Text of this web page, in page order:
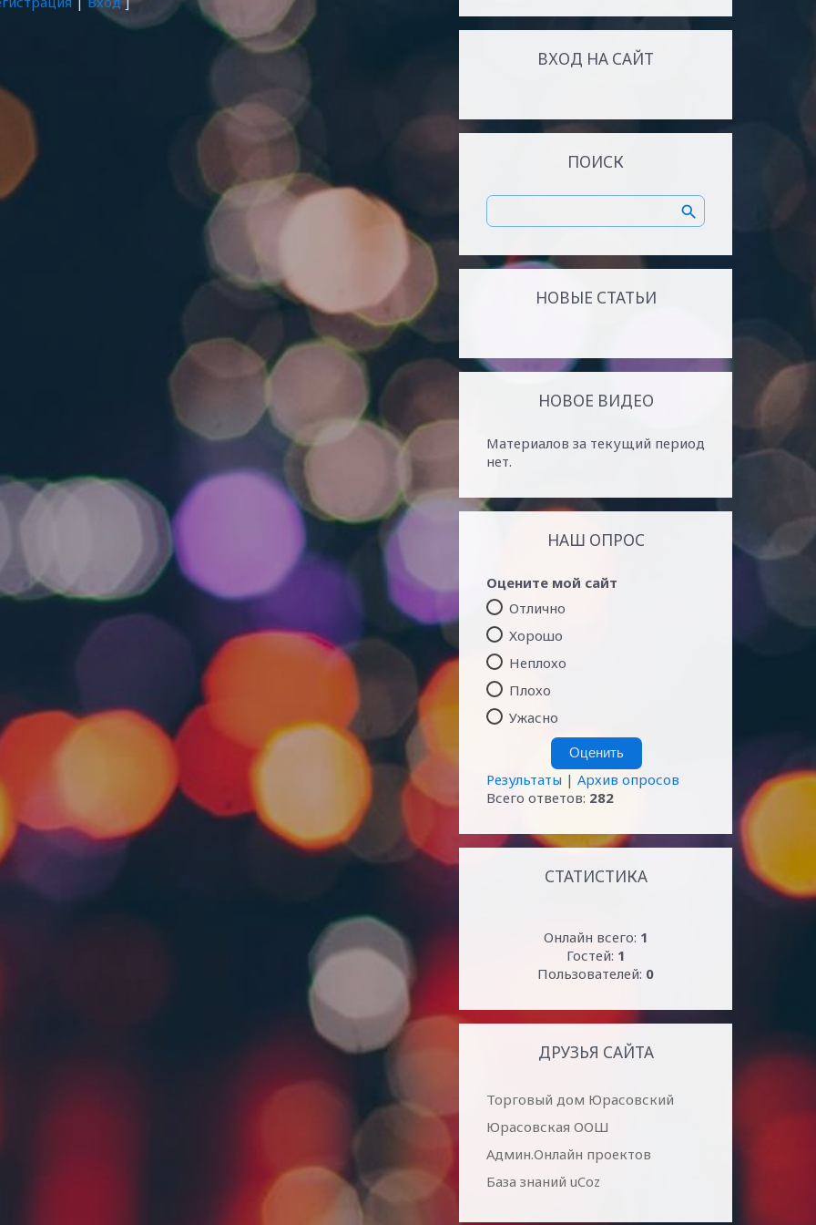
ВХОД НА САЙТ
ПОИСК
НОВЫЕ СТАТЬИ
НОВОЕ ВИДЕО
Материалов за текущий период
нет.
НАШ ОПРОС
Оцените мой сайт
Отлично
Хорошо
Неплохо
Плохо
Ужасно
Результаты | Архив опросов
Всего ответов: 282
СТАТИСТИКА
Онлайн всего: 1
Гостей: 1
Пользователей: 0
ДРУЗЬЯ САЙТА
Торговый дом Юрасовский
Юрасовская ООШ
Админ.Онлайн проектов
База знаний uCoz